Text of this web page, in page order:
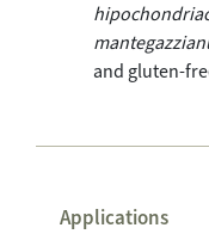
and gluten-
Applications